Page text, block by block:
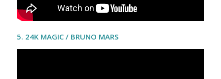
5. 24K MAGIC / BRUNO MARS